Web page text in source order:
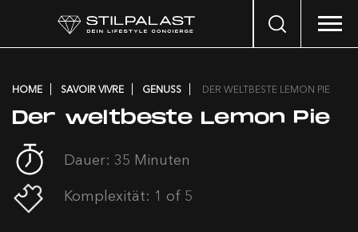
Search
HOME SAVOIR VIVRE GENUSS DER WELTBESTE LEMON PIE
Der weltbeste Lemon Pie
Dauer: 35 Minuten
Komplexität: 1 of 5